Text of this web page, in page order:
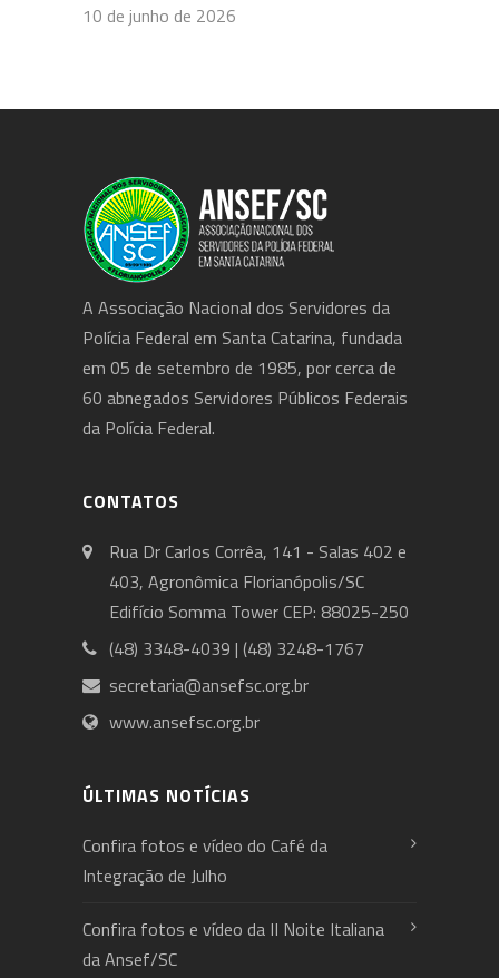
10 de junho de 2026
A Associação Nacional dos Servidores da
Polícia Federal em Santa Catarina, fundada
em 05 de setembro de 1985, por cerca de
60 abnegados Servidores Públicos Federais
da Polícia Federal.
CONTATOS
Rua Dr Carlos Corrêa, 141 - Salas 402 e
403, Agronômica Florianópolis/SC
Edifício Somma Tower CEP: 88025-250
(48) 3348-4039 | (48) 3248-1767
secretaria@ansefsc.org.br
www.ansefsc.org.br
ÚLTIMAS NOTÍCIAS
Confira fotos e vídeo do Café da
Integração de Julho
Confira fotos e vídeo da II Noite Italiana
da Ansef/SC